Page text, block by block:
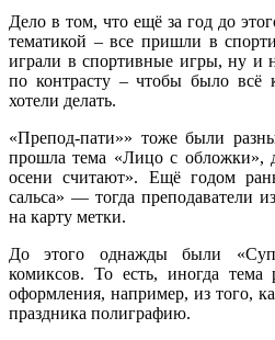
Дело в том, что ещё за год до
тематикой – все пришли в
играли в спортивные игры, ну и
по контрасту – чтобы было всё
хотели делать.
«Препод-пати»» тоже были
прошла тема «Лицо с обложки»,
осени считают». Ещё годом
сальса» — тогда преподаватели
на карту метки.
До этого однажды были
комиксов. То есть, иногда тема
оформления, например, из того,
праздника полиграфию.